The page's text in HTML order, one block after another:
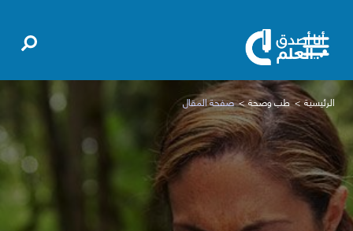
الرئيسية طب وصحة صفحة المقال